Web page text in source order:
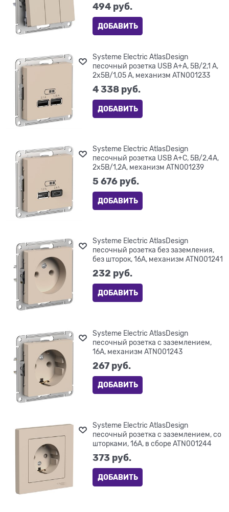
494 руб.
ДОБАВИТЬ
Systeme Electric AtlasDesign
песочный розетка USB A+A, 5В/2,1 А,
2х5В/1,05 А, механизм ATN001233
4 338 руб.
ДОБАВИТЬ
Systeme Electric AtlasDesign
песочный розетка USB A+С, 5В/2,4А,
2х5В/1,2А, механизм ATN001239
5 676 руб.
ДОБАВИТЬ
Systeme Electric AtlasDesign
песочный розетка без заземления,
без шторок, 16А, механизм ATN001241
232 руб.
ДОБАВИТЬ
Systeme Electric AtlasDesign
песочный розетка с заземлением,
16А, механизм ATN001243
267 руб.
ДОБАВИТЬ
Systeme Electric AtlasDesign
песочный розетка с заземлением, со
шторками, 16А, в сборе ATN001244
373 руб.
ДОБАВИТЬ